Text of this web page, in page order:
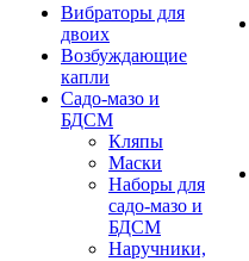
Вибраторы для
двоих
Возбуждающие
капли
Садо-мазо и
БДСМ
Кляпы
Маски
Наборы для
садо-мазо и
БДСМ
Наручники,